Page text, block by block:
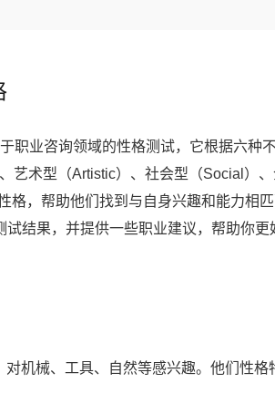
职业咨询领域的性格测试，它根据六种
艺术型（Artistic）、社会型（Social）
格，帮助他们找到与自身兴趣和能力相
结果，并提供一些职业建议，帮助你更
机械、工具、自然等感兴趣。他们性格